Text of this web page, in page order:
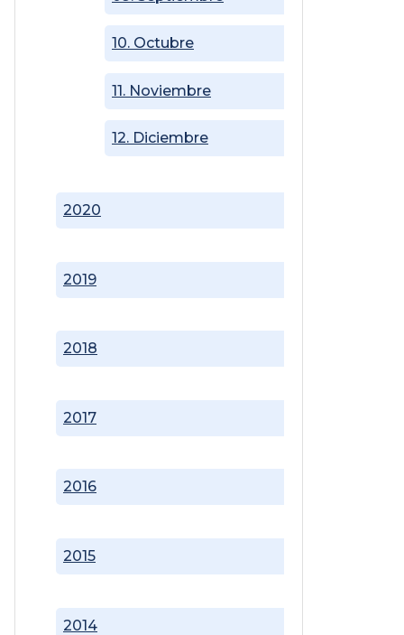
2014
2015
2016
2017
2018
2019
2020
10. Octubre
11. Noviembre
12. Diciembre